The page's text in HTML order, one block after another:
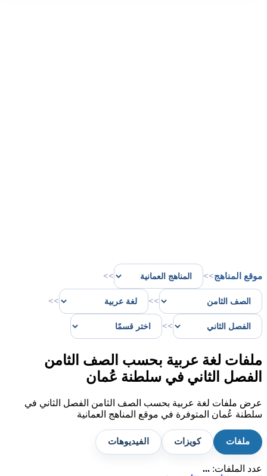
موقع المناهج>>
>>
>>
>>
>>
ملفات لغة عربية بحسب الصف الثامن
الفصل الثاني في سلطنة عُمان
عرض ملفات لغة عربية بحسب الصف الثامن الفصل الثاني في
سلطنة عُمان المتوفرة في موقع المناهج العمانية
ملفات كويزات الفيديوهات
عدد الملفات: ...